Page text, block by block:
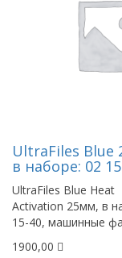
UltraFiles Blue
в наборе: 02
UltraFiles Blue Heat
Activation 25мм, в
15-40, машинные
1900,00